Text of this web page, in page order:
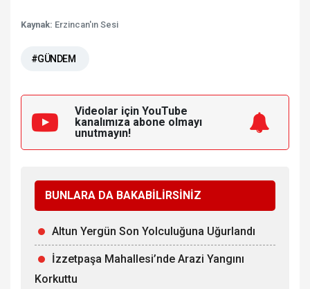
Kaynak: Erzincan'ın Sesi
#GÜNDEM
Videolar için YouTube
kanalımıza abone olmayı
unutmayın!
BUNLARA DA BAKABİLİRSİNİZ
Altun Yergün Son Yolculuğuna Uğurlandı
İzzetpaşa Mahallesi’nde Arazi Yangını
Korkuttu